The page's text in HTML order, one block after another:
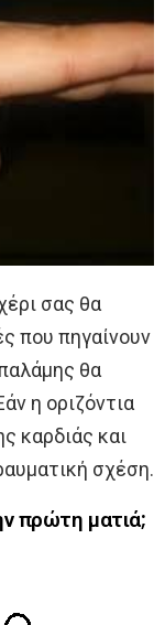
σας θα
που πηγαίνουν
θα
η οριζόντια
καρδιάς και
σχέση.
πρώτη ματιά;